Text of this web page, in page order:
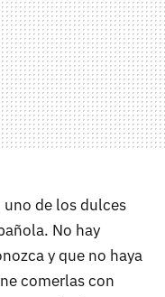
uno de los dulces
No hay
y que no haya
comerlas con